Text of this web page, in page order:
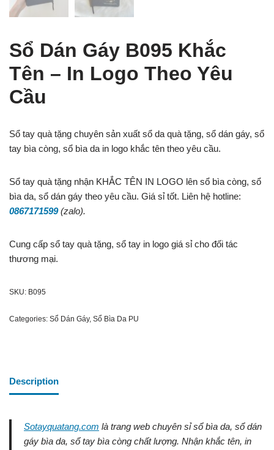
Sổ Dán Gáy B095 Khắc
Tên – In Logo Theo Yêu
Cầu
Sổ tay quà tặng chuyên sản xuất sổ da quà tặng, sổ dán gáy, sổ
tay bìa còng, sổ bìa da in logo khắc tên theo yêu cầu.
Sổ tay quà tặng nhận KHẮC TÊN IN LOGO lên sổ bìa còng, sổ
bìa da, sổ dán gáy theo yêu cầu. Giá sỉ tốt. Liên hệ hotline:
0867171599(zalo).
Cung cấp sổ tay quà tặng, sổ tay in logo giá sỉ cho đối tác
thương mại.
SKU: B095
Categories: Sổ Dán Gáy, Sổ Bìa Da PU
Description
Sotayquatang.com là trang web chuyên sỉ sổ bìa da, sổ dán
gáy bìa da, sổ tay bìa còng chất lượng. Nhận khắc tên, in